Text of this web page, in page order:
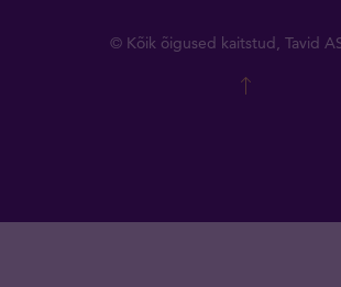
© Kõik õigused kaitstud, Tavid